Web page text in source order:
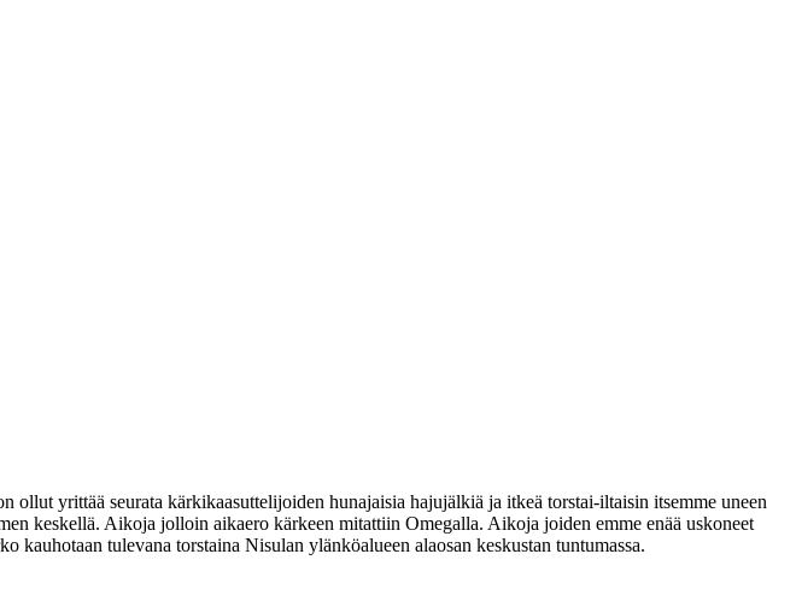
yrittää seurata kärkikaasuttelijoiden hunajaisia hajujälkiä ja itkeä torstai-iltaisin itsemme uneen
keskellä. Aikoja jolloin aikaero kärkeen mitattiin Omegalla. Aikoja joiden emme enää uskoneet
tulevana torstaina Nisulan ylänköalueen alaosan keskustan tuntumassa.